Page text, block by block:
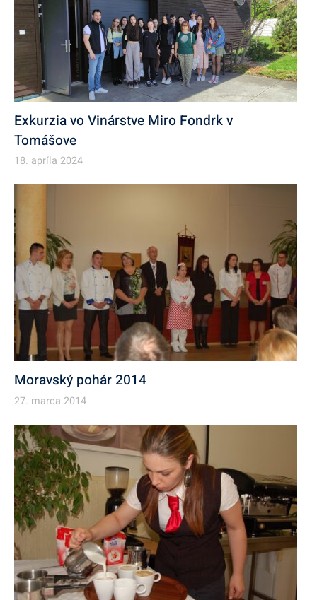
Exkurzia vo Vinárstve Miro Fondrk v
Tomášove
18. apríla 2024
Moravský pohár 2014
27. marca 2014